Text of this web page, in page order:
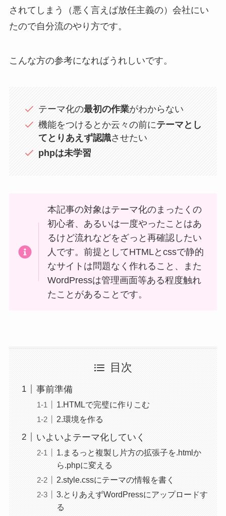
されてしまう（悪く言えば放任主義の）会社にい
たので自分流のやり方です。
こんな方の参考になればうれしいです。
テーマ化の最初の作業がわからない
機能をつけるとか云々の前にテーマとし
てとりあえず認識させたい
phpは未学習
本記事の対象はテーマ化のまったくの
初心者、あるいは一度やったことはあ
るけど流れなどをざっと再確認したい
人です。前提としてHTMLとcssで静的
なサイトは問題なく作れること、また
WordPressは管理画面等ある程度触れ
たことがあることです。
目次
事前準備
1.HTMLで完璧に作りこむ
2.環境を作る
いよいよテーマ化していく
1.まるっと複製し片方の拡張子を.htmlか
ら.phpに変える
2.style.cssにテーマの情報を書く
3.とりあえずWordPressにアップロードす
る